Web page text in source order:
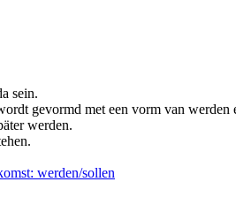
sein.
gevormd met een vorm van werden
werden.
werden/sollen